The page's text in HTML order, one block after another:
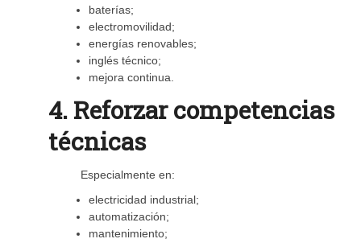
baterías;
electromovilidad;
energías renovables;
inglés técnico;
mejora continua.
4. Reforzar competencias
técnicas
Especialmente en:
electricidad industrial;
automatización;
mantenimiento;